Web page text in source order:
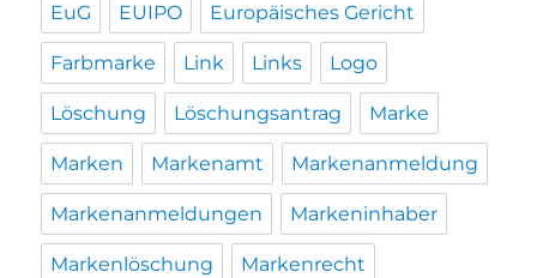
EuG EUIPO Europäisches Gericht
Farbmarke Link Links Logo
Löschung Löschungsantrag Marke
Marken Markenamt Markenanmeldung
Markenanmeldungen Markeninhaber
Markenlöschung Markenrecht